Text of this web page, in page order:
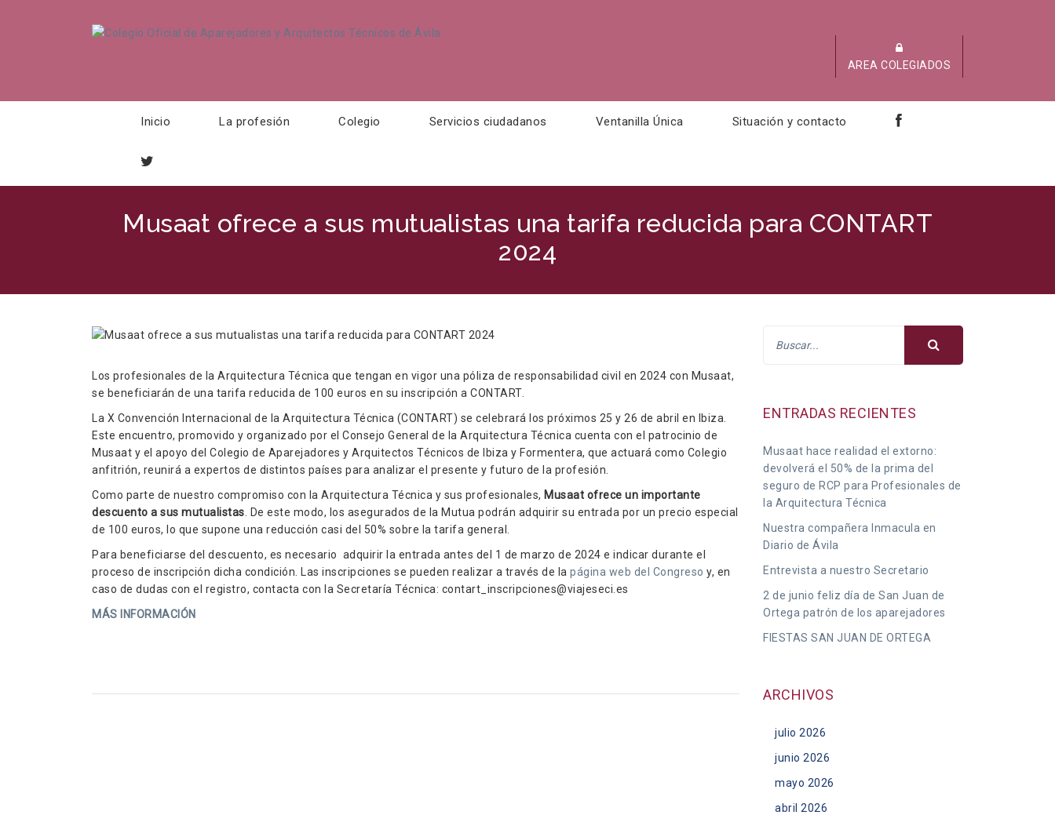
AREA COLEGIADOS
Inicio La profesión Colegio Servicios ciudadanos Ventanilla Única Situación y contacto
Musaat ofrece a sus mutualistas una tarifa reducida para CONTART
2024
Los profesionales de la Arquitectura Técnica que tengan en vigor una póliza de responsabilidad civil en 2024 con Musaat,
se beneficiarán de una tarifa reducida de 100 euros en su inscripción a CONTART.
La X Convención Internacional de la Arquitectura Técnica (CONTART) se celebrará los próximos 25 y 26 de abril en Ibiza.
Este encuentro, promovido y organizado por el Consejo General de la Arquitectura Técnica cuenta con el patrocinio de
Musaat y el apoyo del Colegio de Aparejadores y Arquitectos Técnicos de Ibiza y Formentera, que actuará como Colegio
anfitrión, reunirá a expertos de distintos países para analizar el presente y futuro de la profesión.
Como parte de nuestro compromiso con la Arquitectura Técnica y sus profesionales, Musaat ofrece un importante
descuento a sus mutualistas. De este modo, los asegurados de la Mutua podrán adquirir su entrada por un precio especial
de 100 euros, lo que supone una reducción casi del 50% sobre la tarifa general.
Para beneficiarse del descuento, es necesario adquirir la entrada antes del 1 de marzo de 2024 e indicar durante el
proceso de inscripción dicha condición. Las inscripciones se pueden realizar a través de la página web del Congreso y, en
caso de dudas con el registro, contacta con la Secretaría Técnica: contart_inscripciones@viajeseci.es
MÁS INFORMACIÓN
ENTRADAS RECIENTES
Musaat hace realidad el extorno:
devolverá el 50% de la prima del
seguro de RCP para Profesionales de
la Arquitectura Técnica
Nuestra compañera Inmacula en
Diario de Ávila
Entrevista a nuestro Secretario
2 de junio feliz día de San Juan de
Ortega patrón de los aparejadores
FIESTAS SAN JUAN DE ORTEGA
ARCHIVOS
julio 2026
junio 2026
mayo 2026
abril 2026